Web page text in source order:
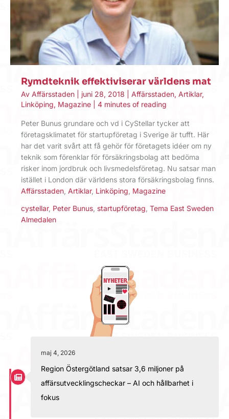
Rymdteknik effektiviserar världens mat
Av Affärsstaden juni 28, 2018 Affärsstaden, Artiklar,
Linköping, Magazine 4 minutes of reading
Peter Bunus grundare och vd i CyStellar tycker att
företagsklimatet för startupföretag i Sverige är tufft. Här
har det varit svårt att få gehör för företagets idéer om ny
teknik som förenklar för försäkringsbolag att bedöma
risker inom jordbruk och livsmedelsföretag. Nu satsar man
istället i London där världens stora försäkringsbolag finns.
Affärsstaden Artiklar, Linköping Magazine
cystellar, Peter Bunus startupföretag Tema East Sweden
Almedalen
maj 4, 2026
Region Östergötland satsar 3,6 miljoner på
affärsutvecklingscheckar – AI och hållbarhet i
fokus